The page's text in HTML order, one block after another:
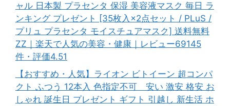
ャル 日本製 プラセンタ 保湿 美容液マスク 毎日 ラ
ンキング プレゼント [35枚入×2点セット / PLuS /
プリュ プラセンタ モイスチュアマスク] 送料無料
ZZ｜楽天で人気の美容・健康｜レビュー69145
件・評価4.51
【おすすめ・人気】ライオン ビトイーン 超コンパ
クト ふつう 12本入 色指定不可 安い 激安 格安 お
しゃれ 誕生日 プレゼント ギフト 引越し 新生活 ホ